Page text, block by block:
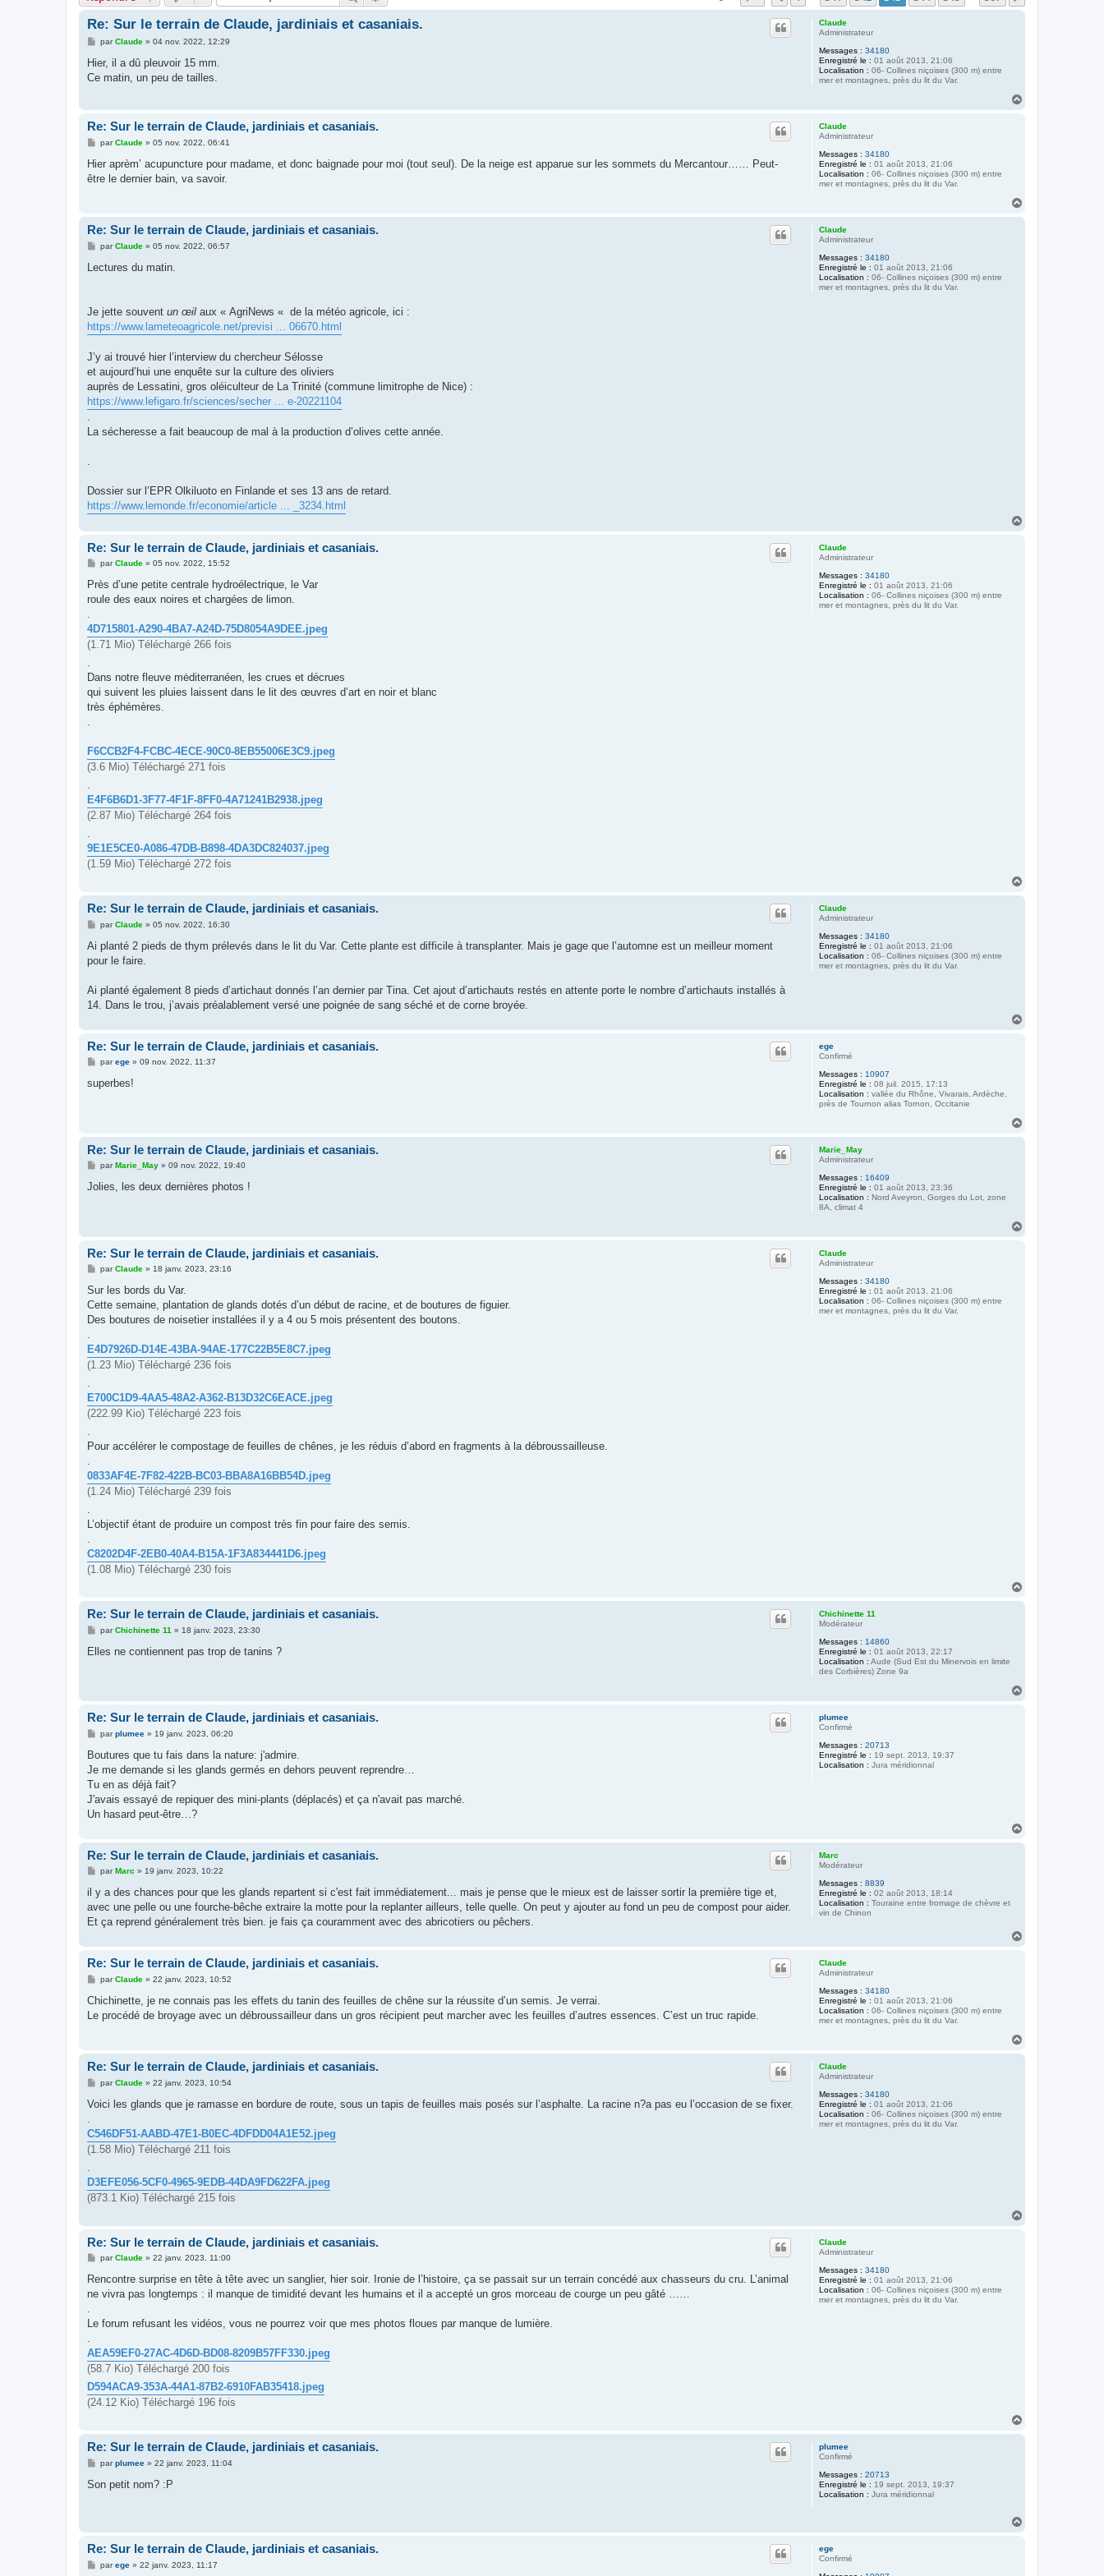
Claude
Administrateur
Messages : 34180
Enregistré le : 01 août 2013, 21:06
Localisation : 06- Collines niçoises (300 m) entre
mer et montagnes, près du lit du Var.
Re: Sur le terrain de Claude, jardiniais et casaniais.
M
s
a
parClaude» 04 nov. 2022, 12:29
Hier, il a dû pleuvoir 15 mm.
Ce matin, un peu de tailles.
Claude
Administrateur
Messages : 34180
Enregistré le : 01 août 2013, 21:06
Localisation : 06- Collines niçoises (300 m) entre
mer et montagnes, près du lit du Var.
Re: Sur le terrain de Claude, jardiniais et casaniais.
M
s
a
parClaude» 05 nov. 2022, 06:41
Hier aprèm’ acupuncture pour madame, et donc baignade pour moi (tout seul). De la neige est apparue sur les sommets du Mercantour…… Peut-
être le dernier bain, va savoir.
Claude
Administrateur
Messages : 34180
Enregistré le : 01 août 2013, 21:06
Localisation : 06- Collines niçoises (300 m) entre
mer et montagnes, près du lit du Var.
Re: Sur le terrain de Claude, jardiniais et casaniais.
M
s
parClaude» 05 nov. 2022, 06:57
Lectures du matin.
Je jette souvent un œil aux « AgriNews « de la météo agricole, ici :
https://www.lameteoagricole.net/previsi ... 06670.html
J’y ai trouvé hier l’interview du chercheur Sélosse
et aujourd’hui une enquête sur la culture des oliviers
auprès de Lessatini, gros oléiculteur de La Trinité (commune limitrophe de Nice) :
https://www.lefigaro.fr/sciences/secher ... e-20221104
La sécheresse a fait beaucoup de mal à la production d’olives cette année.
Dossier sur l’EPR Olkiluoto en Finlande et ses 13 ans de retard.
https://www.lemonde.fr/economie/article ... _3234.html
Claude
Administrateur
Messages : 34180
Enregistré le : 01 août 2013, 21:06
Localisation : 06- Collines niçoises (300 m) entre
mer et montagnes, près du lit du Var.
Re: Sur le terrain de Claude, jardiniais et casaniais.
M
s
a
parClaude» 05 nov. 2022, 15:52
Près d’une petite centrale hydroélectrique, le Var
roule des eaux noires et chargées de limon.
.
4D715801-A290-4BA7-A24D-75D8054A9DEE.jpeg
(1.71 Mio) Téléchargé 266 fois
.
Dans notre fleuve mėditerranéen, les crues et décrues
qui suivent les pluies laissent dans le lit des œuvres d’art en noir et blanc
très éphémères.
.
F6CCB2F4-FCBC-4ECE-90C0-8EB55006E3C9.jpeg
(3.6 Mio) Téléchargé 271 fois
.
E4F6B6D1-3F77-4F1F-8FF0-4A71241B2938.jpeg
(2.87 Mio) Téléchargé 264 fois
.
9E1E5CE0-A086-47DB-B898-4DA3DC824037.jpeg
(1.59 Mio) Téléchargé 272 fois
Claude
Administrateur
Messages : 34180
Enregistré le : 01 août 2013, 21:06
Localisation : 06- Collines niçoises (300 m) entre
mer et montagnes, près du lit du Var.
Re: Sur le terrain de Claude, jardiniais et casaniais.
M
s
s
a
parClaude» 05 nov. 2022, 16:30
Ai planté 2 pieds de thym prélevés dans le lit du Var. Cette plante est difficile à transplanter. Mais je gage que l’automne est un meilleur moment
pour le faire.
Ai planté également 8 pieds d’artichaut donnés l’an dernier par Tina. Cet ajout d’artichauts restés en attente porte le nombre d’artichauts installés à
14. Dans le trou, j’avais préalablement versé une poignée de sang séché et de corne broyée.
ege
Confirmé
Messages : 10907
Enregistré le : 08 juil. 2015, 17:13
Localisation : vallée du Rhône, Vivarais, Ardèche,
près de Tournon alias Tornon, Occitanie
Re: Sur le terrain de Claude, jardiniais et casaniais.
M
s
s
parege» 09 nov. 2022, 11:37
superbes!
Marie_May
Administrateur
Messages : 16409
Enregistré le : 01 août 2013, 23:36
Localisation : Nord Aveyron, Gorges du Lot, zone
8A, climat 4
Re: Sur le terrain de Claude, jardiniais et casaniais.
M
s
parMarie_May» 09 nov. 2022, 19:40
Jolies, les deux dernières photos !
Claude
Administrateur
Messages : 34180
Enregistré le : 01 août 2013, 21:06
Localisation : 06- Collines niçoises (300 m) entre
mer et montagnes, près du lit du Var.
Re: Sur le terrain de Claude, jardiniais et casaniais.
M
s
a
g
parClaude» 18 janv. 2023, 23:16
Sur les bords du Var.
Cette semaine, plantation de glands dotés d’un début de racine, et de boutures de figuier.
Des boutures de noisetier installées il y a 4 ou 5 mois présentent des boutons.
.
E4D7926D-D14E-43BA-94AE-177C22B5E8C7.jpeg
(1.23 Mio) Téléchargé 236 fois
.
E700C1D9-4AA5-48A2-A362-B13D32C6EACE.jpeg
(222.99 Kio) Téléchargé 223 fois
.
Pour accélérer le compostage de feuilles de chênes, je les réduis d’abord en fragments à la débroussailleuse.
.
0833AF4E-7F82-422B-BC03-BBA8A16BB54D.jpeg
(1.24 Mio) Téléchargé 239 fois
.
L’objectif étant de produire un compost très fin pour faire des semis.
.
C8202D4F-2EB0-40A4-B15A-1F3A834441D6.jpeg
(1.08 Mio) Téléchargé 230 fois
Chichinette 11
Modérateur
Messages : 14860
Enregistré le : 01 août 2013, 22:17
Localisation : Aude (Sud Est du Minervois en limite
des Corbières) Zone 9a
Re: Sur le terrain de Claude, jardiniais et casaniais.
M
s
parChichinette 11 » 18 janv. 2023, 23:30
Elles ne contiennent pas trop de tanins ?
plumee
Confirmé
Messages : 20713
Enregistré le : 19 sept. 2013, 19:37
Localisation : Jura méridionnal
Re: Sur le terrain de Claude, jardiniais et casaniais.
M
s
a
g
parplumee» 19 janv. 2023, 06:20
Boutures que tu fais dans la nature: j'admire.
Je me demande si les glands germés en dehors peuvent reprendre…
Tu en as déjà fait?
J'avais essayé de repiquer des mini-plants (déplacés) et ça n'avait pas marché.
Un hasard peut-être…?
Marc
Modérateur
Messages : 8839
Enregistré le : 02 août 2013, 18:14
Localisation : Touraine entre fromage de chèvre et
vin de Chinon
Re: Sur le terrain de Claude, jardiniais et casaniais.
M
s
s
a
g
parMarc » 19 janv. 2023, 10:22
il y a des chances pour que les glands repartent si c'est fait immédiatement... mais je pense que le mieux est de laisser sortir la première tige et,
avec une pelle ou une fourche-bêche extraire la motte pour la replanter ailleurs, telle quelle. On peut y ajouter au fond un peu de compost pour aider.
Et ça reprend généralement très bien. je fais ça couramment avec des abricotiers ou pêchers.
Claude
Administrateur
Messages : 34180
Enregistré le : 01 août 2013, 21:06
Localisation : 06- Collines niçoises (300 m) entre
mer et montagnes, près du lit du Var.
Re: Sur le terrain de Claude, jardiniais et casaniais.
M
s
a
parClaude» 22 janv. 2023, 10:52
Chichinette, je ne connais pas les effets du tanin des feuilles de chêne sur la réussite d’un semis. Je verrai.
Le procédé de broyage avec un débroussailleur dans un gros récipient peut marcher avec les feuilles d’autres essences. C’est un truc rapide.
Claude
Administrateur
Messages : 34180
Enregistré le : 01 août 2013, 21:06
Localisation : 06- Collines niçoises (300 m) entre
mer et montagnes, près du lit du Var.
Re: Sur le terrain de Claude, jardiniais et casaniais.
M
s
g
e
parClaude» 22 janv. 2023, 10:54
Voici les glands que je ramasse en bordure de route, sous un tapis de feuilles mais posés sur l’asphalte. La racine n?a pas eu l’occasion de se fixer.
C546DF51-AABD-47E1-B0EC-4DFDD04A1E52.jpeg
(1.58 Mio) Téléchargé 211 fois
D3EFE056-5CF0-4965-9EDB-44DA9FD622FA.jpeg
(873.1 Kio) Téléchargé 215 fois
Claude
Administrateur
Messages : 34180
Enregistré le : 01 août 2013, 21:06
Localisation : 06- Collines niçoises (300 m) entre
mer et montagnes, près du lit du Var.
Re: Sur le terrain de Claude, jardiniais et casaniais.
M
s
a
parClaude» 22 janv. 2023, 11:00
Rencontre surprise en tête à tête avec un sanglier, hier soir. Ironie de l’histoire, ça se passait sur un terrain concédé aux chasseurs du cru. L’animal
ne vivra pas longtemps : il manque de timidité devant les humains et il a accepté un gros morceau de courge un peu gâté ……
.
Le forum refusant les vidéos, vous ne pourrez voir que mes photos floues par manque de lumière.
.
AEA59EF0-27AC-4D6D-BD08-8209B57FF330.jpeg
(58.7 Kio) Téléchargé 200 fois
D594ACA9-353A-44A1-87B2-6910FAB35418.jpeg
(24.12 Kio) Téléchargé 196 fois
plumee
Confirmé
Messages : 20713
Enregistré le : 19 sept. 2013, 19:37
Localisation : Jura méridionnal
Re: Sur le terrain de Claude, jardiniais et casaniais.
M
s
parplumee» 22 janv. 2023, 11:04
Son petit nom? :P
ege
Confirmé
Re: Sur le terrain de Claude, jardiniais et casaniais.
Mparege» 22 janv. 2023, 11:17